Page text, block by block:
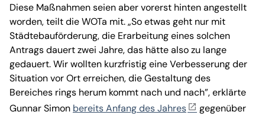
Diese Maßnahmen seien aber vorerst hinten angestellt
worden, teilt die WOTa mit. „So etwas geht nur mit
Städtebauförderung, die Erarbeitung eines solchen
Antrags dauert zwei Jahre, das hätte also zu lange
gedauert. Wir wollten kurzfristig eine Verbesserung der
Situation vor Ort erreichen, die Gestaltung des
Bereiches rings herum kommt nach und nach”, erklärte
Gunnar Simon bereits Anfang des Jahres
gegenüber